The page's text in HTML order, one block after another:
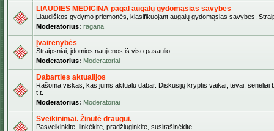
LIAUDIES MEDICINA pagal augalų gydomąsias savybes
Liaudiškos gydymo priemonės, klasifikuojant augalų gydomąsias savybes.
Moderatorius: ragana
Įvairenybės
Straipsniai, įdomios naujienos iš viso pasaulio
Moderatorius: Moderatoriai
Dabarties aktualijos
Rašoma viskas, kas jums aktualu dabar. Diskusijų kryptis vaikai, tėvai, seneliai
t.t.
Moderatorius: Moderatoriai
Sveikinimai. Žinutė draugui.
Pasveikinkite, linkėkite, pradžiuginkite, susirašinėkite